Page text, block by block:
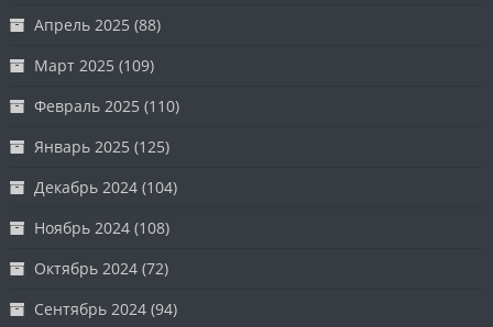
Апрель 2025 (88)
Март 2025 (109)
Февраль 2025 (110)
Январь 2025 (125)
Декабрь 2024 (104)
Ноябрь 2024 (108)
Октябрь 2024 (72)
Сентябрь 2024 (94)